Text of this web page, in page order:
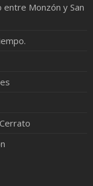
Monzón y San